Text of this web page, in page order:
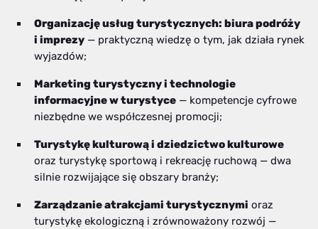
Organizację usług turystycznych: biura podróży
i imprezy — praktyczną wiedzę o tym, jak działa rynek
wyjazdów;
Marketing turystyczny i technologie
informacyjne w turystyce — kompetencje cyfrowe
niezbędne we współczesnej promocji;
Turystykę kulturową i dziedzictwo kulturowe
oraz turystykę sportową i rekreację ruchową — dwa
silnie rozwijające się obszary branży;
Zarządzanie atrakcjami turystycznymi oraz
turystykę ekologiczną i zrównoważony rozwój —